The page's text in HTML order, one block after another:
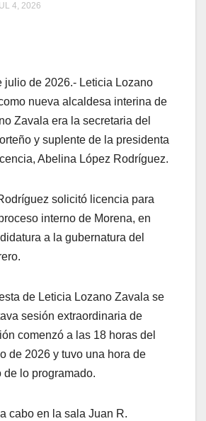
4, 2026
julio de 2026.- Leticia Lozano
nueva alcaldesa interina de
Zavala era la secretaria del
y suplente de la presidenta
Abelina López Rodríguez.
solicitó licencia para
interno de Morena, en
a la gubernatura del
de Leticia Lozano Zavala se
sesión extraordinaria de
comenzó a las 18 horas del
de 2026 y tuvo una hora de
de lo programado.
cabo en la sala Juan R.